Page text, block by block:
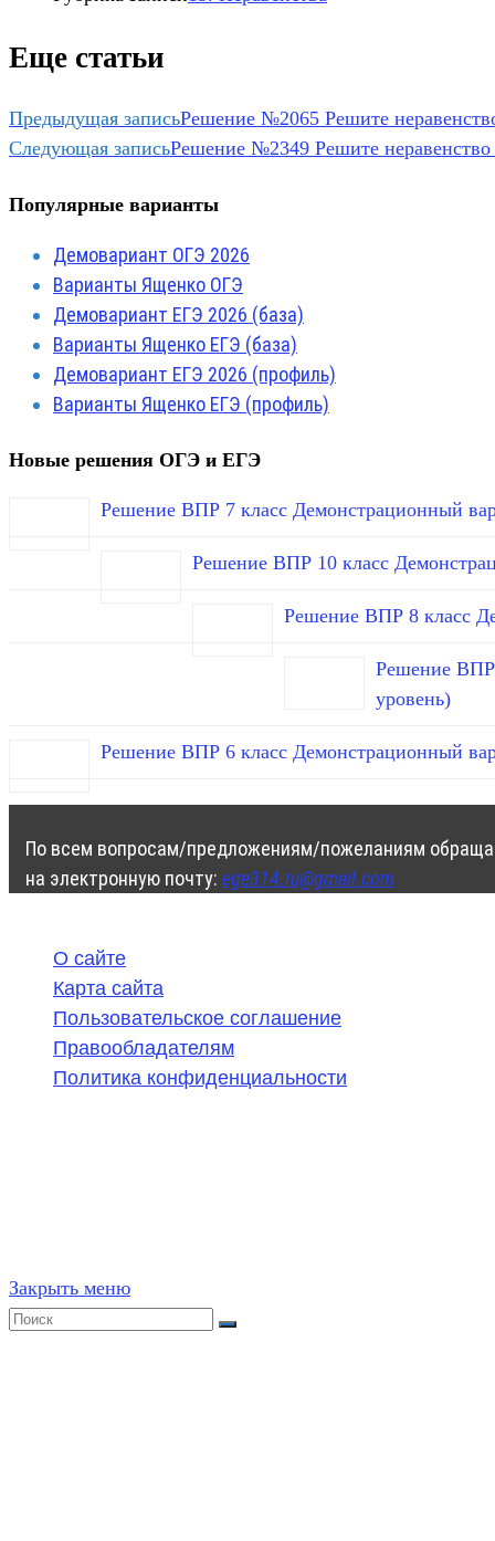
Еще статьи
Предыдущая записьРешение №2065 Решите
Следующая записьРешение №2349 Решите
Популярные варианты
Демовариант ОГЭ 2026
Варианты Ященко ОГЭ
Демовариант ЕГЭ 2026 (база)
Варианты Ященко ЕГЭ (база)
Демовариант ЕГЭ 2026 (профиль)
Варианты Ященко ЕГЭ (профиль)
Новые решения ОГЭ и ЕГЭ
Решение ВПР 7 класс Демонстрационный
Решение ВПР 10 класс
Решение ВПР 8 класс
Решение ВПР
уровень)
Решение ВПР 6 класс Демонстрационный
По всем вопросам/предложениям/пожеланиям
на электронную почту: ege314.ru@gmail.com
О сайте
Карта сайта
Пользовательское соглашение
Правообладателям
Политика конфиденциальности
Закрыть меню